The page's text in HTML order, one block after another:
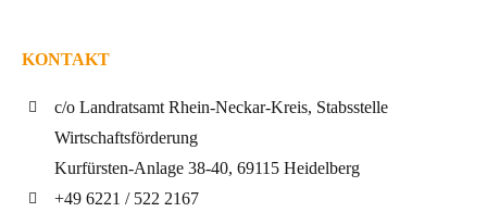
KONTAKT
c/o Landratsamt Rhein-Neckar-Kreis, Stabsstelle
Wirtschaftsförderung
Kurfürsten-Anlage 38-40, 69115 Heidelberg
+49 6221 / 522 2167